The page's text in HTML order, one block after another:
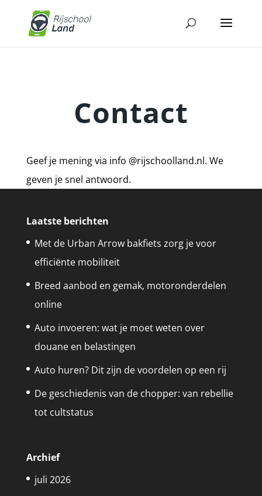
Contact
Geef je mening via info @rijschoolland.nl. We
geven je snel antwoord.
Laatste berichten
Met de Urban Arrow bakfiets zorg je voor
efficiënte mobiliteit
Breed aanbod en gemak, motoronderdelen
online
Auto invoeren: wat je moet weten over
douane en belastingen
Auto huren? Dit zijn de voordelen op een rij
De geschiedenis van de chopper: van rebellie
tot cultstatus
Archief
juli 2026